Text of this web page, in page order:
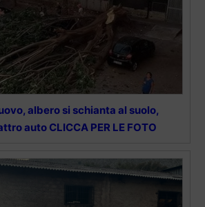
albero si schianta al suolo,
auto CLICCA PER LE FOTO